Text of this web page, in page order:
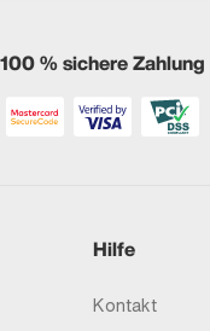
100 % sichere Zahlung
Hilfe
Kontakt